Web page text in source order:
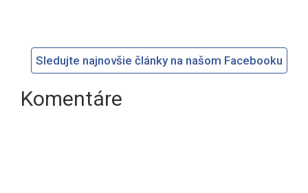
Sledujte najnovšie články na našom Facebooku
Komentáre